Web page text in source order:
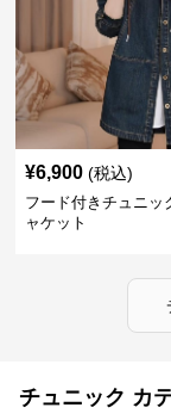
¥6,900 (税込)
フード付きチュニッ
ャケット
チュニック カ